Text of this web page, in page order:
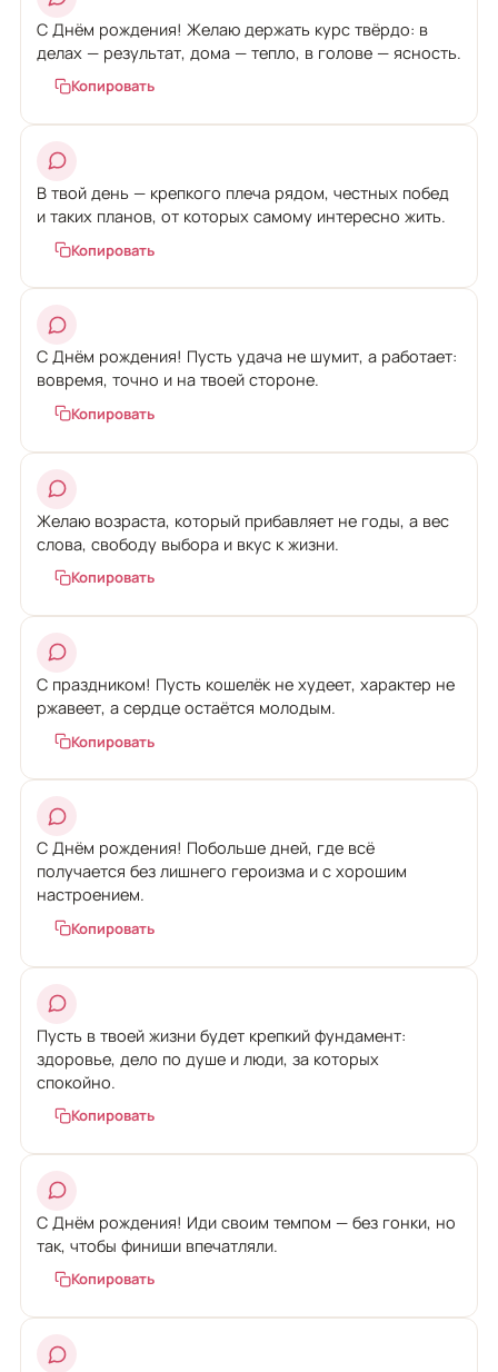
С Днём рождения! Желаю держать курс твёрдо: в
делах — результат, дома — тепло, в голове — ясность.
Копировать
В твой день — крепкого плеча рядом, честных побед
и таких планов, от которых самому интересно жить.
Копировать
С Днём рождения! Пусть удача не шумит, а работает:
вовремя, точно и на твоей стороне.
Копировать
Желаю возраста, который прибавляет не годы, а вес
слова, свободу выбора и вкус к жизни.
Копировать
С праздником! Пусть кошелёк не худеет, характер не
ржавеет, а сердце остаётся молодым.
Копировать
С Днём рождения! Побольше дней, где всё
получается без лишнего героизма и с хорошим
настроением.
Копировать
Пусть в твоей жизни будет крепкий фундамент:
здоровье, дело по душе и люди, за которых
спокойно.
Копировать
С Днём рождения! Иди своим темпом — без гонки, но
так, чтобы финиши впечатляли.
Копировать